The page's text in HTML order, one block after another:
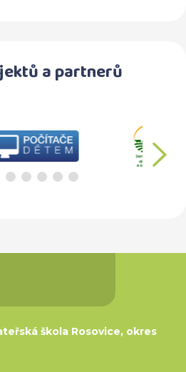
a partnerů
škola Rosovice, okres